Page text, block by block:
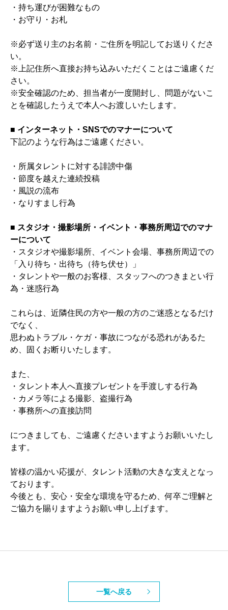
・持ち運びが困難なもの
・お守り・お札
※必ず送り主のお名前・ご住所を明記してお送りくださ
い。
※上記住所へ直接お持ち込みいただくことはご遠慮くだ
さい。
※安全確認のため、担当者が一度開封し、問題がないこ
とを確認したうえで本人へお渡しいたします。
■ インターネット・SNSでのマナーについて
下記のような行為はご遠慮ください。
・所属タレントに対する誹謗中傷
・節度を越えた連続投稿
・風説の流布
・なりすまし行為
■ スタジオ・撮影場所・イベント・事務所周辺でのマナ
ーについて
・スタジオや撮影場所、イベント会場、事務所周辺での
「入り待ち・出待ち（待ち伏せ）」
・タレントや一般のお客様、スタッフへのつきまとい行
為・迷惑行為
これらは、近隣住民の方や一般の方のご迷惑となるだけ
でなく、
思わぬトラブル・ケガ・事故につながる恐れがあるた
め、固くお断りいたします。
また、
・タレント本人へ直接プレゼントを手渡しする行為
・カメラ等による撮影、盗撮行為
・事務所への直接訪問
につきましても、ご遠慮くださいますようお願いいたし
ます。
皆様の温かい応援が、タレント活動の大きな支えとなっ
ております。
今後とも、安心・安全な環境を守るため、何卒ご理解と
ご協力を賜りますようお願い申し上げます。
一覧へ戻る